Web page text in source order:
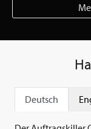
Deutsch